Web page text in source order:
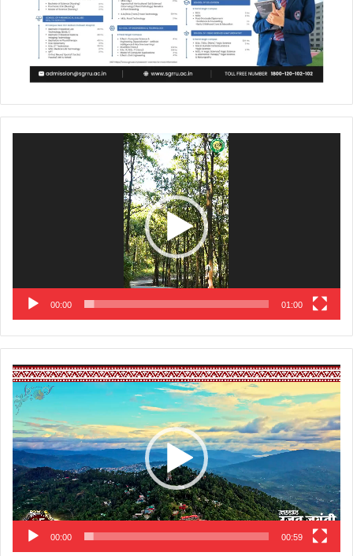
00:00 01:00
Video
Player
00:00 00:59